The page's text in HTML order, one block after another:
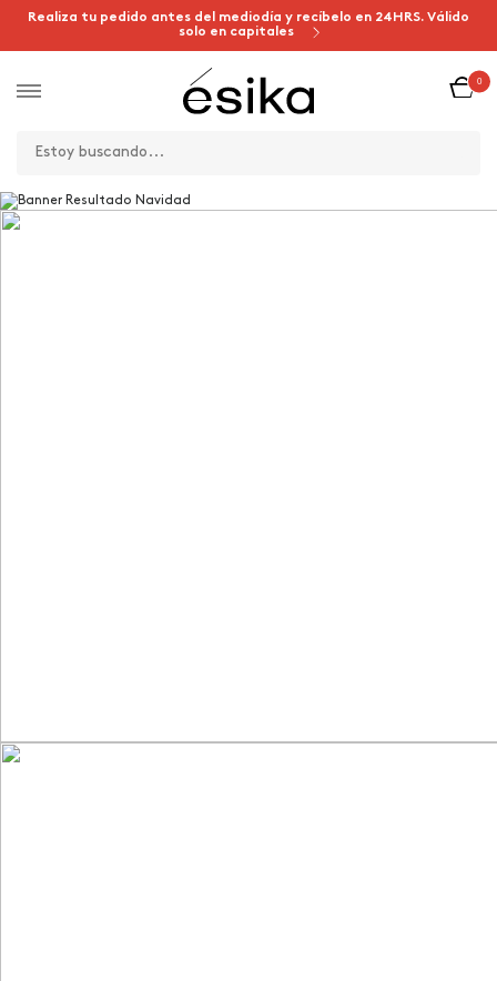
Realiza tu pedido antes del mediodía y recíbelo en 24HRS. Válido
solo en capitales
0